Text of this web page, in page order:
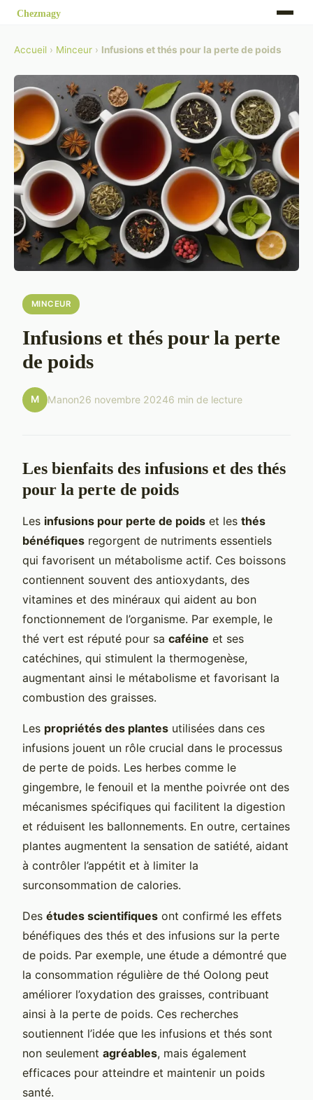
Accueil › Minceur › Infusions et thés pour la perte de poids
MINCEUR
Infusions et thés pour la perte
de poids
M Manon26 novembre 20246 min de lecture
Les bienfaits des infusions et des thés
pour la perte de poids
Les infusions pour perte de poids et les thés
bénéfiques regorgent de nutriments essentiels
qui favorisent un métabolisme actif. Ces boissons
contiennent souvent des antioxydants, des
vitamines et des minéraux qui aident au bon
fonctionnement de l’organisme. Par exemple, le
thé vert est réputé pour sa caféine et ses
catéchines, qui stimulent la thermogenèse,
augmentant ainsi le métabolisme et favorisant la
combustion des graisses.
Les propriétés des plantes utilisées dans ces
infusions jouent un rôle crucial dans le processus
de perte de poids. Les herbes comme le
gingembre, le fenouil et la menthe poivrée ont des
mécanismes spécifiques qui facilitent la digestion
et réduisent les ballonnements. En outre, certaines
plantes augmentent la sensation de satiété, aidant
à contrôler l’appétit et à limiter la
surconsommation de calories.
Des études scientifiques ont confirmé les effets
bénéfiques des thés et des infusions sur la perte
de poids. Par exemple, une étude a démontré que
la consommation régulière de thé Oolong peut
améliorer l’oxydation des graisses, contribuant
ainsi à la perte de poids. Ces recherches
soutiennent l’idée que les infusions et thés sont
non seulement agréables, mais également
efficaces pour atteindre et maintenir un poids
santé.